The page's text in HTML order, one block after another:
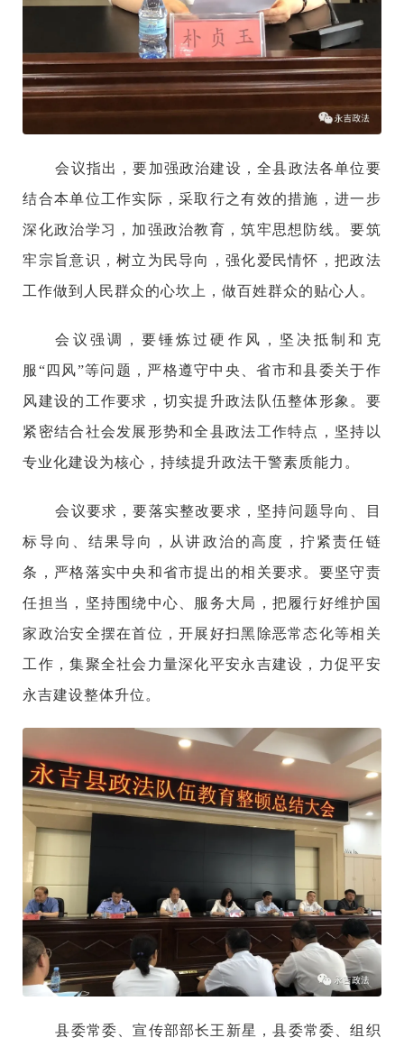
会议指出，要加强政治建设，全县政法各单位要
结合本单位工作实际，采取行之有效的措施，进一步
深化政治学习，加强政治教育，筑牢思想防线。要筑
牢宗旨意识，树立为民导向，强化爱民情怀，把政法
工作做到人民群众的心坎上，做百姓群众的贴心人。
会议强调，要锤炼过硬作风，坚决抵制和克
服“四风”等问题，严格遵守中央、省市和县委关于作
风建设的工作要求，切实提升政法队伍整体形象。要
紧密结合社会发展形势和全县政法工作特点，坚持以
专业化建设为核心，持续提升政法干警素质能力。
会议要求，要落实整改要求，坚持问题导向、目
标导向、结果导向，从讲政治的高度，拧紧责任链
条，严格落实中央和省市提出的相关要求。要坚守责
任担当，坚持围绕中心、服务大局，把履行好维护国
家政治安全摆在首位，开展好扫黑除恶常态化等相关
工作，集聚全社会力量深化平安永吉建设，力促平安
永吉建设整体升位。
县委常委、宣传部部长王新星，县委常委、组织